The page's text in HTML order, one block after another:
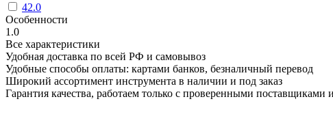
42.0
Особенности
1.0
Все характеристики
Удобная доставка по всей РФ и самовывоз
Удобные способы оплаты: картами банков, безналичный перевод
Широкий ассортимент инструмента в наличии и под заказ
Гарантия качества, работаем только с проверенными поставщиками